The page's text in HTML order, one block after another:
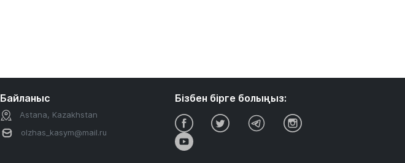
Байланыс
Astana, Kazakhstan
olzhas_kasym@mail.ru
Бізбен бірге болыңыз: